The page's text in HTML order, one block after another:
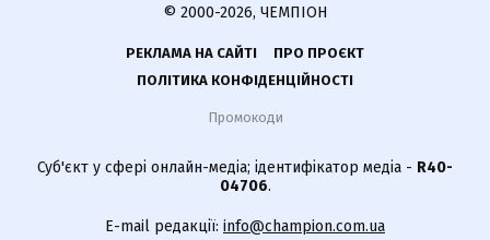
© 2000-2026, ЧЕМПІОН
РЕКЛАМА НА САЙТІ
ПРО ПРОЄКТ
ПОЛІТИКА КОНФІДЕНЦІЙНОСТІ
Промокоди
Суб'єкт у сфері онлайн-медіа; ідентифікатор медіа - R40-
04706.
E-mail редакції: info@champion.com.ua